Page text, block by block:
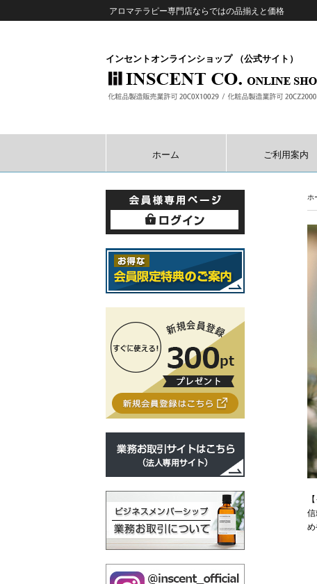
アロマテラピー専門店ならではの品揃えと価格
インセントオンラインショップ （公式サイト）
ホーム ご利用案内
ホ
め